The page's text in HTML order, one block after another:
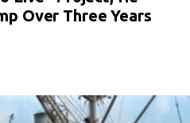
Over Three Years